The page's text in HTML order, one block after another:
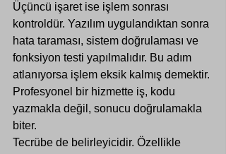
Üçüncü işaret ise işlem sonrası
kontroldür. Yazılım uygulandıktan sonra
hata taraması, sistem doğrulaması ve
fonksiyon testi yapılmalıdır. Bu adım
atlanıyorsa işlem eksik kalmış demektir.
Profesyonel bir hizmette iş, kodu
yazmakla değil, sonucu doğrulamakla
biter.
Tecrübe de belirleyicidir. Özellikle